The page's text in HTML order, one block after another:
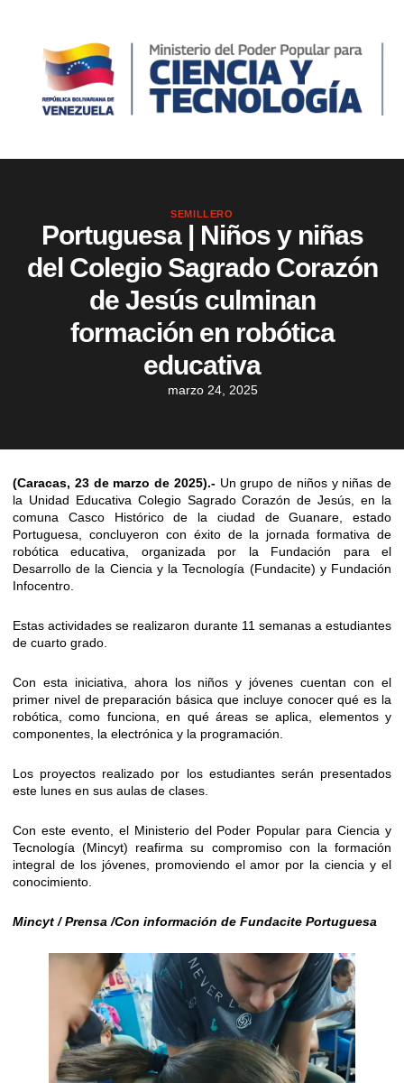
SEMILLERO
Portuguesa | Niños y niñas
del Colegio Sagrado Corazón
de Jesús culminan
formación en robótica
educativa
marzo 24, 2025
(Caracas, 23 de marzo de 2025).-Un grupo de niños y niñas de
la Unidad Educativa Colegio Sagrado Corazón de Jesús, en la
comuna Casco Histórico de la ciudad de Guanare, estado
Portuguesa, concluyeron con éxito de la jornada formativa de
robótica educativa, organizada por la Fundación para el
Desarrollo de la Ciencia y la Tecnología (Fundacite) y Fundación
Infocentro.
Estas actividades se realizaron durante 11 semanas a estudiantes
de cuarto grado.
Con esta iniciativa, ahora los niños y jóvenes cuentan con el
primer nivel de preparación básica que incluye conocer qué es la
robótica, como funciona, en qué áreas se aplica, elementos y
componentes, la electrónica y la programación.
Los proyectos realizado por los estudiantes serán presentados
este lunes en sus aulas de clases.
Con este evento, el Ministerio del Poder Popular para Ciencia y
Tecnología (Mincyt) reafirma su compromiso con la formación
integral de los jóvenes, promoviendo el amor por la ciencia y el
conocimiento.
Mincyt / Prensa /Con información de Fundacite Portuguesa